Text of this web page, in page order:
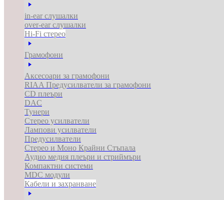
in-ear слушалки
over-ear слушалки
Hi-Fi стерео
Грамофони
Аксесоари за грамофони
RIAA Предусилватели за грамофони
CD плеъри
DAC
Тунери
Стерео усилватели
Лампови усилватели
Предусилватели
Стерео и Моно Крайни Стъпала
Аудио медия плеъри и стриймъри
Компактни системи
MDC модули
Кабели и захранване